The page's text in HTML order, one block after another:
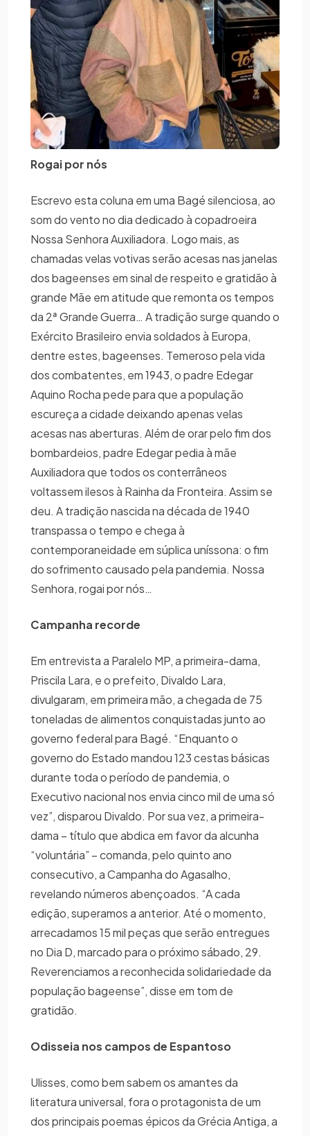
Rogai por nós
Escrevo esta coluna em uma Bagé silenciosa, ao
som do vento no dia dedicado à copadroeira
Nossa Senhora Auxiliadora. Logo mais, as
chamadas velas votivas serão acesas nas janelas
dos bageenses em sinal de respeito e gratidão à
grande Mãe em atitude que remonta os tempos
da 2ª Grande Guerra… A tradição surge quando o
Exército Brasileiro envia soldados à Europa,
dentre estes, bageenses. Temeroso pela vida
dos combatentes, em 1943, o padre Edegar
Aquino Rocha pede para que a população
escureça a cidade deixando apenas velas
acesas nas aberturas. Além de orar pelo fim dos
bombardeios, padre Edegar pedia à mãe
Auxiliadora que todos os conterrâneos
voltassem ilesos à Rainha da Fronteira. Assim se
deu. A tradição nascida na década de 1940
transpassa o tempo e chega à
contemporaneidade em súplica uníssona: o fim
do sofrimento causado pela pandemia. Nossa
Senhora, rogai por nós…
Campanha recorde
Em entrevista a Paralelo MP, a primeira-dama,
Priscila Lara, e o prefeito, Divaldo Lara,
divulgaram, em primeira mão, a chegada de 75
toneladas de alimentos conquistadas junto ao
governo federal para Bagé. “Enquanto o
governo do Estado mandou 123 cestas básicas
durante toda o período de pandemia, o
Executivo nacional nos envia cinco mil de uma só
vez”, disparou Divaldo. Por sua vez, a primeira-
dama – título que abdica em favor da alcunha
“voluntária” – comanda, pelo quinto ano
consecutivo, a Campanha do Agasalho,
revelando números abençoados. “A cada
edição, superamos a anterior. Até o momento,
arrecadamos 15 mil peças que serão entregues
no Dia D, marcado para o próximo sábado, 29.
Reverenciamos a reconhecida solidariedade da
população bageense”, disse em tom de
gratidão.
Odisseia nos campos de Espantoso
Ulisses, como bem sabem os amantes da
literatura universal, fora o protagonista de um
dos principais poemas épicos da Grécia Antiga, a